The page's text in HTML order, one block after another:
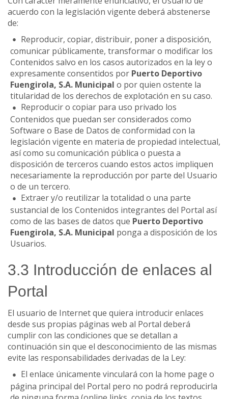
acuerdo con la legislación vigente deberá abstenerse
de:
Reproducir, copiar, distribuir, poner a disposición,
comunicar públicamente, transformar o modificar los
Contenidos salvo en los casos autorizados en la ley o
expresamente consentidos por Puerto Deportivo
Fuengirola, S.A. Municipal o por quien ostente la
titularidad de los derechos de explotación en su caso.
Reproducir o copiar para uso privado los
Contenidos que puedan ser considerados como
Software o Base de Datos de conformidad con la
legislación vigente en materia de propiedad intelectual,
así como su comunicación pública o puesta a
disposición de terceros cuando estos actos impliquen
necesariamente la reproducción por parte del Usuario
o de un tercero.
Extraer y/o reutilizar la totalidad o una parte
sustancial de los Contenidos integrantes del Portal así
como de las bases de datos que Puerto Deportivo
Fuengirola, S.A. Municipal ponga a disposición de los
Usuarios.
3.3 Introducción de enlaces al
Portal
El usuario de Internet que quiera introducir enlaces
desde sus propias páginas web al Portal deberá
cumplir con las condiciones que se detallan a
continuación sin que el desconocimiento de las mismas
evite las responsabilidades derivadas de la Ley:
El enlace únicamente vinculará con la home page o
página principal del Portal pero no podrá reproducirla